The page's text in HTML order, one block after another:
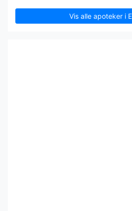
Vis alle apoteker i